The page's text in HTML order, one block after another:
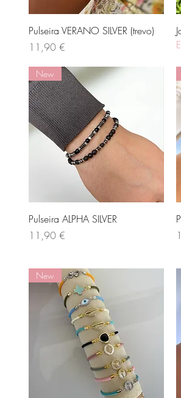
Visualização rápida
Pulseira VERANO SILVER (trevo)
Preço
11,90 €
Visualização rápida
New
Pulseira ALPHA SILVER
Preço
11,90 €
New